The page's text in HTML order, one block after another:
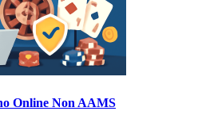
Online Non AAMS